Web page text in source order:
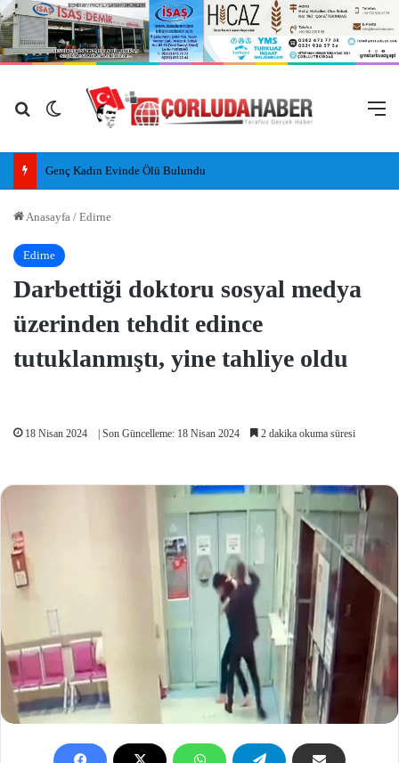
Arama yap ...
Dış görünümü değiştir
Genç Kadın Evinde Ölü Bulundu
Anasayfa / Edirne
Edirne
Darbettiği doktoru sosyal medya
üzerinden tehdit edince
tutuklanmıştı, yine tahliye oldu
18 Nisan 2024 | Son Güncelleme: 18 Nisan 2024 2 dakika okuma süresi